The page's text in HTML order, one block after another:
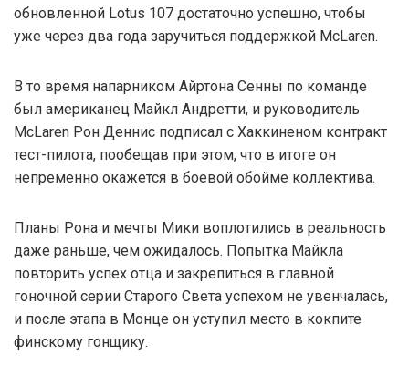
обновленной Lotus 107 достаточно успешно, чтобы
уже через два года заручиться поддержкой McLaren.
В то время напарником Айртона Сенны по команде
был американец Майкл Андретти, и руководитель
McLaren Рон Деннис подписал с Хаккиненом контракт
тест-пилота, пообещав при этом, что в итоге он
непременно окажется в боевой обойме коллектива.
Планы Рона и мечты Мики воплотились в реальность
даже раньше, чем ожидалось. Попытка Майкла
повторить успех отца и закрепиться в главной
гоночной серии Старого Света успехом не увенчалась,
и после этапа в Монце он уступил место в кокпите
финскому гонщику.